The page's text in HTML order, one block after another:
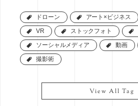
ドローン
ドローン アート×ビジネス
アート×ビジネス
VR
VR ストックフォト
ストックフォト
ソーシャルメディア
ソーシャルメディア 動画
動画
撮影術
撮影術
View All Tag
View All Tag